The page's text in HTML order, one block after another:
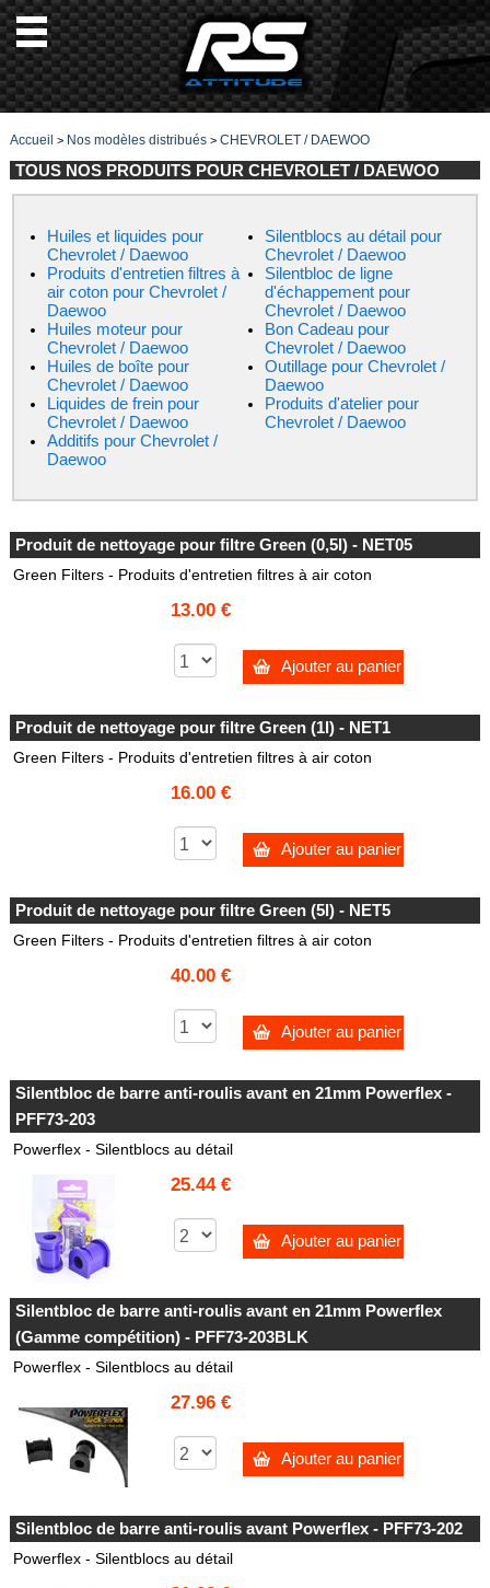
Accueil > Nos modèles distribués> CHEVROLET / DAEWOO
TOUS NOS PRODUITS POUR CHEVROLET / DAEWOO
Huiles et liquides pour
Chevrolet / Daewoo
Produits d'entretien filtres à
air coton pour Chevrolet /
Daewoo
Huiles moteur pour
Chevrolet / Daewoo
Huiles de boîte pour
Chevrolet / Daewoo
Liquides de frein pour
Chevrolet / Daewoo
Additifs pour Chevrolet /
Daewoo
Silentblocs au détail pour
Chevrolet / Daewoo
Silentbloc de ligne
d'échappement pour
Chevrolet / Daewoo
Bon Cadeau pour
Chevrolet / Daewoo
Outillage pour Chevrolet /
Daewoo
Produits d'atelier pour
Chevrolet / Daewoo
Produit de nettoyage pour filtre Green (0,5l) - NET05
Green Filters - Produits d'entretien filtres à air coton
13.00 €
Ajouter au panier
Produit de nettoyage pour filtre Green (1l) - NET1
Green Filters - Produits d'entretien filtres à air coton
16.00 €
Ajouter au panier
Produit de nettoyage pour filtre Green (5l) - NET5
Green Filters - Produits d'entretien filtres à air coton
40.00 €
Ajouter au panier
Silentbloc de barre anti-roulis avant en 21mm Powerflex -
PFF73-203
Powerflex - Silentblocs au détail
25.44 €
Ajouter au panier
Silentbloc de barre anti-roulis avant en 21mm Powerflex
(Gamme compétition) - PFF73-203BLK
Powerflex - Silentblocs au détail
27.96 €
Ajouter au panier
Silentbloc de barre anti-roulis avant Powerflex - PFF73-202
Powerflex - Silentblocs au détail